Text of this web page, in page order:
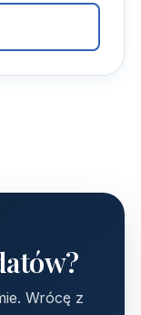
Wrócę z